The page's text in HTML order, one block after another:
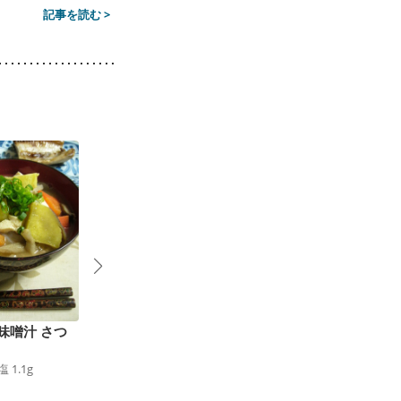
記事を読む >
噌汁 さつ
1.1g